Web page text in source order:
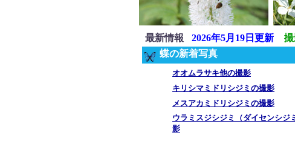
最新情報 2026年5月19日更新
蝶の新着写真
オオムラサキ他の撮影
キリシマミドリシジミの撮影
メスアカミドリシジミの撮影
ウラミスジシジミ（ダイセンシジ
影